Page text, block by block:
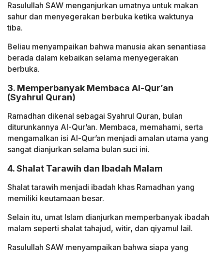
Rasulullah SAW menganjurkan umatnya untuk makan
sahur dan menyegerakan berbuka ketika waktunya
tiba.
Beliau menyampaikan bahwa manusia akan senantiasa
berada dalam kebaikan selama menyegerakan
berbuka.
3. Memperbanyak Membaca Al-Qur’an
(Syahrul Quran)
Ramadhan dikenal sebagai Syahrul Quran, bulan
diturunkannya Al-Qur’an. Membaca, memahami, serta
mengamalkan isi Al-Qur’an menjadi amalan utama yang
sangat dianjurkan selama bulan suci ini.
4. Shalat Tarawih dan Ibadah Malam
Shalat tarawih menjadi ibadah khas Ramadhan yang
memiliki keutamaan besar.
Selain itu, umat Islam dianjurkan memperbanyak ibadah
malam seperti shalat tahajud, witir, dan qiyamul lail.
Rasulullah SAW menyampaikan bahwa siapa yang